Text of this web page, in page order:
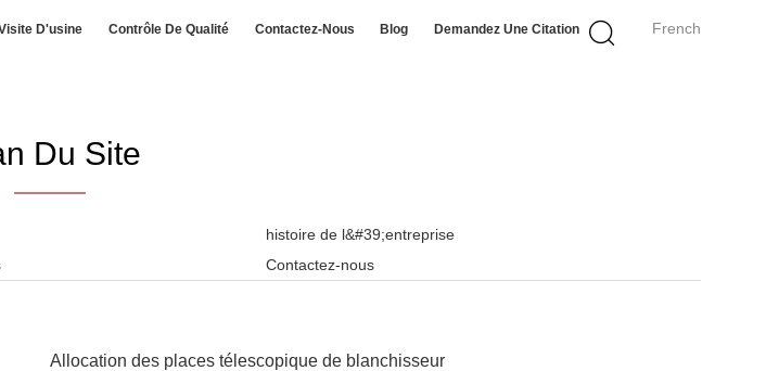
French
D'usine Contrôle De Qualité Contactez-Nous Blog Demandez Une Citation
Du Site
histoire de l&#39;entreprise
Contactez-nous
Allocation des places télescopique de blanchisseur